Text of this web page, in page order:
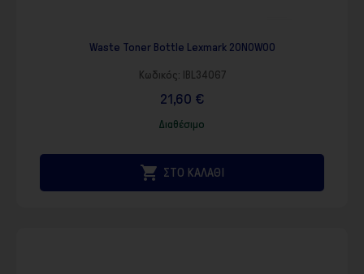
Waste Toner Bottle Lexmark 20N0W00
Κωδικός: IBL34067
21,60 €
Διαθέσιμο
 ΣΤΟ ΚΑΛΑΘΙ